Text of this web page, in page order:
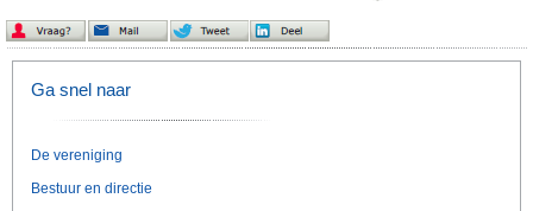
Ga snel naar
De vereniging
Bestuur en directie